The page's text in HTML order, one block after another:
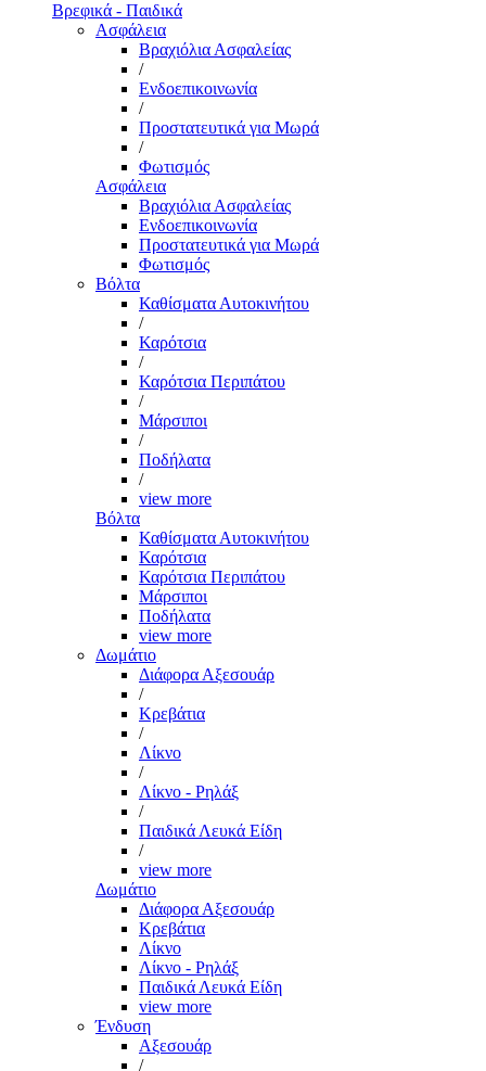
Βρεφικά - Παιδικά
Ασφάλεια
Βραχιόλια Ασφαλείας
/
Ενδοεπικοινωνία
/
Προστατευτικά για Μωρά
/
Φωτισμός
Ασφάλεια
Βραχιόλια Ασφαλείας
Ενδοεπικοινωνία
Προστατευτικά για Μωρά
Φωτισμός
Βόλτα
Καθίσματα Αυτοκινήτου
/
Καρότσια
/
Καρότσια Περιπάτου
/
Μάρσιποι
/
Ποδήλατα
/
view more
Βόλτα
Καθίσματα Αυτοκινήτου
Καρότσια
Καρότσια Περιπάτου
Μάρσιποι
Ποδήλατα
view more
Δωμάτιο
Διάφορα Αξεσουάρ
/
Κρεβάτια
/
Λίκνο
/
Λίκνο - Ρηλάξ
/
Παιδικά Λευκά Είδη
/
view more
Δωμάτιο
Διάφορα Αξεσουάρ
Κρεβάτια
Λίκνο
Λίκνο - Ρηλάξ
Παιδικά Λευκά Είδη
view more
Ένδυση
Αξεσουάρ
/